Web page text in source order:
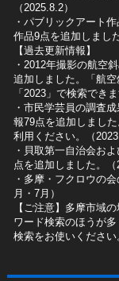
（2025.8.2）
・パブリックアート
作品9点を追加しまし
【過去更新情報】
・2012年撮影の航空
追加しました。「航空
「2023」で検索でき
・市民学芸員の調査
報79点を追加しまし
利用ください。（
・貝取第一自治会お
点を追加しました。（
・多摩・フクロウの
月・7月）
【ご注意】多摩市域
ワード検索のほうが
検索をお使いください